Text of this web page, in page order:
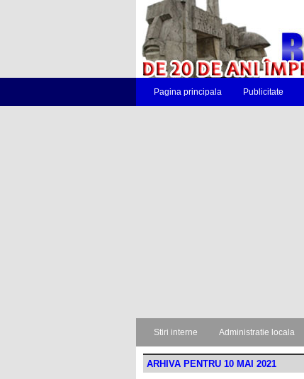
Pagina principala Publicitate
Stiri interne Administratie locala
ARHIVA PENTRU 10 MAI 2021